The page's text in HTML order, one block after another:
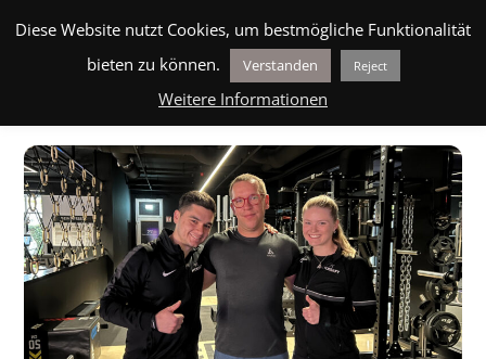
Diese Website nutzt Cookies, um bestmögliche Funktionalität
bieten zu können.
Verstanden Reject
Weitere Informationen